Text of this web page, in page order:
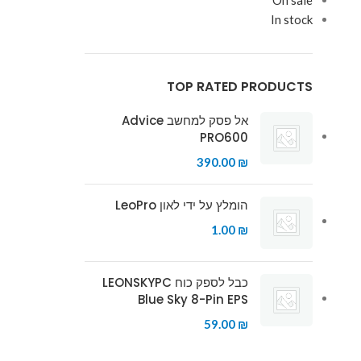
In stock
TOP RATED PRODUCTS
אל פסק למחשב Advice
PRO600
390.00 ₪
הומלץ על ידי לאון LeoPro
1.00 ₪
כבל לספק כוח LEONSKYPC
Blue Sky 8-Pin EPS
59.00 ₪